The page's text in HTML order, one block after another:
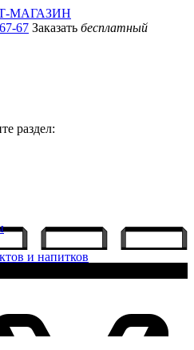
МАГАЗИН
67 Заказать бесплатный
раздел:
и напитков